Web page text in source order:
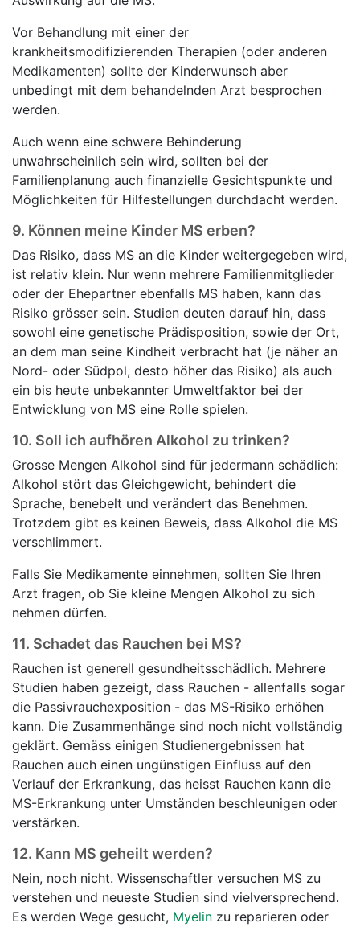
Vor Behandlung mit einer der
krankheitsmodifizierenden Therapien (oder anderen
Medikamenten) sollte der Kinderwunsch aber
unbedingt mit dem behandelnden Arzt besprochen
werden.
Auch wenn eine schwere Behinderung
unwahrscheinlich sein wird, sollten bei der
Familienplanung auch finanzielle Gesichtspunkte und
Möglichkeiten für Hilfestellungen durchdacht werden.
9. Können meine Kinder MS erben?
Das Risiko, dass MS an die Kinder weitergegeben wird,
ist relativ klein. Nur wenn mehrere Familienmitglieder
oder der Ehepartner ebenfalls MS haben, kann das
Risiko grösser sein. Studien deuten darauf hin, dass
sowohl eine genetische Prädisposition, sowie der Ort,
an dem man seine Kindheit verbracht hat (je näher an
Nord- oder Südpol, desto höher das Risiko) als auch
ein bis heute unbekannter Umweltfaktor bei der
Entwicklung von MS eine Rolle spielen.
10. Soll ich aufhören Alkohol zu trinken?
Grosse Mengen Alkohol sind für jedermann schädlich:
Alkohol stört das Gleichgewicht, behindert die
Sprache, benebelt und verändert das Benehmen.
Trotzdem gibt es keinen Beweis, dass Alkohol die MS
verschlimmert.
Falls Sie Medikamente einnehmen, sollten Sie Ihren
Arzt fragen, ob Sie kleine Mengen Alkohol zu sich
nehmen dürfen.
11. Schadet das Rauchen bei MS?
Rauchen ist generell gesundheitsschädlich. Mehrere
Studien haben gezeigt, dass Rauchen - allenfalls sogar
die Passivrauchexposition - das MS-Risiko erhöhen
kann. Die Zusammenhänge sind noch nicht vollständig
geklärt. Gemäss einigen Studienergebnissen hat
Rauchen auch einen ungünstigen Einfluss auf den
Verlauf der Erkrankung, das heisst Rauchen kann die
MS-Erkrankung unter Umständen beschleunigen oder
verstärken.
12. Kann MS geheilt werden?
Nein, noch nicht. Wissenschaftler versuchen MS zu
verstehen und neueste Studien sind vielversprechend.
Es werden Wege gesucht, Myelin zu reparieren oder